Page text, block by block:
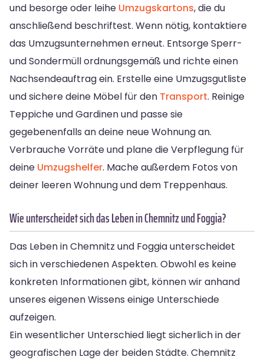
und besorge oder leihe Umzugskartons, die du
anschließend beschriftest. Wenn nötig, kontaktiere
das Umzugsunternehmen erneut. Entsorge Sperr-
und Sondermüll ordnungsgemäß und richte einen
Nachsendeauftrag ein. Erstelle eine Umzugsgutliste
und sichere deine Möbel für den Transport. Reinige
Teppiche und Gardinen und passe sie
gegebenenfalls an deine neue Wohnung an.
Verbrauche Vorräte und plane die Verpflegung für
deine Umzugshelfer. Mache außerdem Fotos von
deiner leeren Wohnung und dem Treppenhaus.
Wie unterscheidet sich das Leben in Chemnitz und Foggia?
Das Leben in Chemnitz und Foggia unterscheidet
sich in verschiedenen Aspekten. Obwohl es keine
konkreten Informationen gibt, können wir anhand
unseres eigenen Wissens einige Unterschiede
aufzeigen.
Ein wesentlicher Unterschied liegt sicherlich in der
geografischen Lage der beiden Städte. Chemnitz